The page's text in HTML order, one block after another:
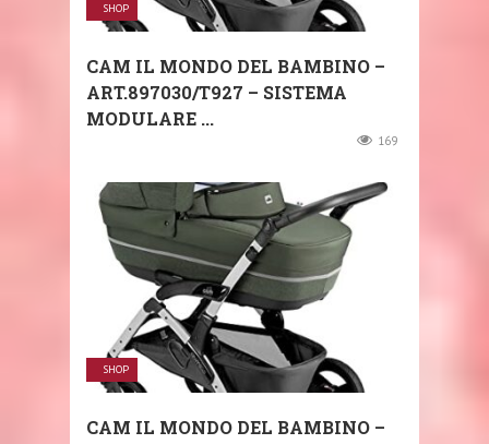
SHOP
CAM IL MONDO DEL BAMBINO –
ART.897030/T927 – SISTEMA
MODULARE ...
169
SHOP
CAM IL MONDO DEL BAMBINO –